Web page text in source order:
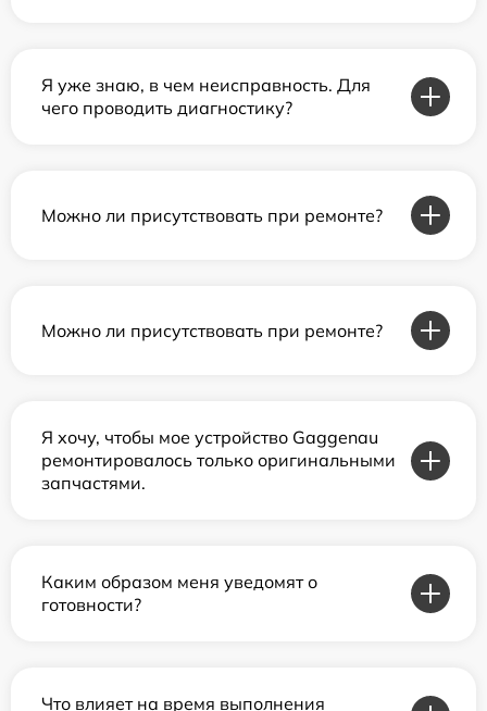
Я уже знаю, в чем неисправность. Для
чего проводить диагностику?
Можно ли присутствовать при ремонте?
Можно ли присутствовать при ремонте?
Я хочу, чтобы мое устройство Gaggenau
ремонтировалось только оригинальными
запчастями.
Каким образом меня уведомят о
готовности?
Что влияет на время выполнения